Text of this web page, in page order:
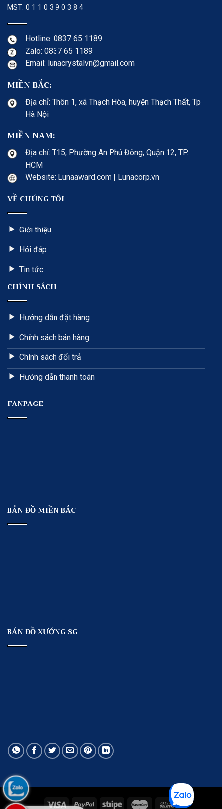
MST: 0 1 1 0 3 9 0 3 8 4
Hotline: 0837 65 1189
Zalo: 0837 65 1189
Email: lunacrystalvn@gmail.com
MIỀN BẮC:
Địa chỉ: Thôn 1, xã Thạch Hòa, huyện Thạch Thất, Tp
Hà Nội
MIỀN NAM:
Địa chỉ: T15, Phường An Phú Đông, Quận 12, TP.
HCM
Website: Lunaaward.com | Lunacorp.vn
VỀ CHÚNG TÔI
Giới thiệu
Hỏi đáp
Tin tức
CHÍNH SÁCH
Hướng dẫn đặt hàng
Chính sách bán hàng
Chính sách đổi trả
Hướng dẫn thanh toán
FANPAGE
BẢN ĐỒ MIỀN BẮC
BẢN ĐỒ XƯỞNG SG